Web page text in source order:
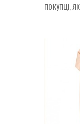
ПОКУПЦІ,